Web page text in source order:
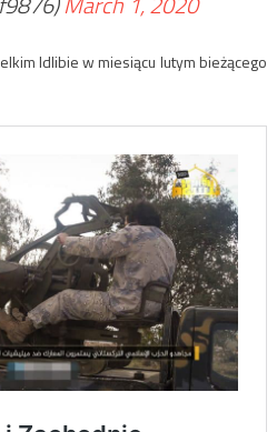
Idlibie w miesiącu lutym bieżącego